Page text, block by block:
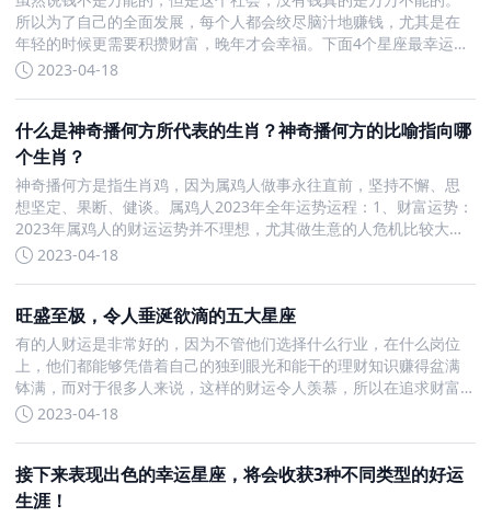
所以为了自己的全面发展，每个人都会绞尽脑汁地赚钱，尤其是在
年轻的时候更需要积攒财富，晚年才会幸福。下面4个星座最幸运
了，有望在未来两个星期之内迎来旺财运。这4大星座未来两周生财
2023-04-18
什么是神奇播何方所代表的生肖？神奇播何方的比喻指向哪
个生肖？
神奇播何方是指生肖鸡，因为属鸡人做事永往直前，坚持不懈、思
想坚定、果断、健谈。属鸡人2023年全年运势运程：1、财富运势：
2023年属鸡人的财运运势并不理想，尤其做生意的人危机比较大。
2、事业运势：属鸡人2023年事业方面的运势表现一般。3、健康运
2023-04-18
旺盛至极，令人垂涎欲滴的五大星座
有的人财运是非常好的，因为不管他们选择什么行业，在什么岗位
上，他们都能够凭借着自己的独到眼光和能干的理财知识赚得盆满
钵满，而对于很多人来说，这样的财运令人羡慕，所以在追求财富
的路上，人人都是平等的，今天来看一下5月什么星座不管做什么都
2023-04-18
接下来表现出色的幸运星座，将会收获3种不同类型的好运
生涯！